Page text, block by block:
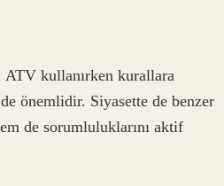
ATV kullanırken kurallara
önemlidir. Siyasette de benzer
de sorumluluklarını aktif